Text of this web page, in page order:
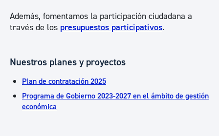
Además, fomentamos la participación ciudadana a
través de los presupuestos participativos.
Nuestros planes y proyectos
Plan de contratación 2025
Programa de Gobierno 2023-2027 en el ámbito de gestión
económica